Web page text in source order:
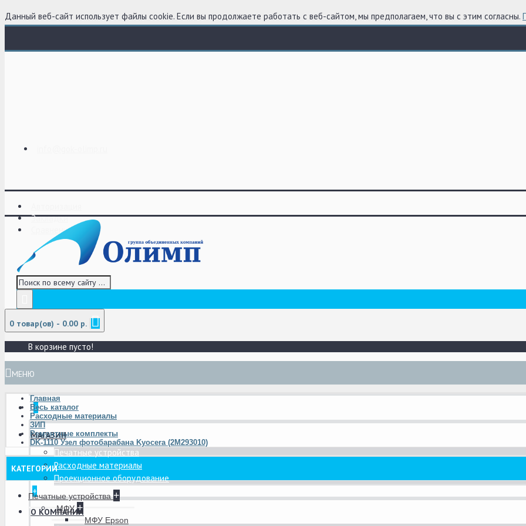
Данный веб-сайт использует файлы cookie. Если вы продолжаете работать с веб-сайтом, мы предполагаем, что вы с этим согласны.
Закладки
Сравнение
0 товар(ов) - 0.00 р.
В корзине пусто!
МЕНЮ
+
МАГАЗИН
Печатные устройства
Расходные материалы
Проекционное оборудование
+
О КОМПАНИИ
Главная
Весь каталог
Расходные материалы
ЗИП
Ремонтные комплекты
DK-1110 Узел фотобарабана Kyocera (2M293010)
КАТЕГОРИИ
Печатные устройства+
МФУ +
МФУ Epson